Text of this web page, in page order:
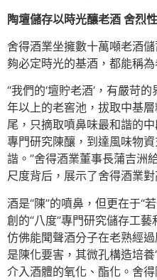
陶壇儲存以時光釀老酒 舍烈
舍得酒業坐擁數十萬噸老酒
夠必定時光的基酒，都能稱為
“我們的‘壇貯老酒’，有嚴苛
年以上的老窖池，拔取中基
尾，只摘取噴鼻味最和諧的
專門研究陳釀，到達風味物
諧。”舍得酒業董事長蒲吉洲
尺度背后，展示了舍得酒業
酒是“陳”的噴鼻，但更在于“
創的“八度”專門研究儲存工
仿佛能聞聲酒分子在老熟經
是陳化要害，其微孔構造培
介入酒體的氧化、酯化。舍